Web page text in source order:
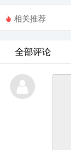
相关推荐
全部评论